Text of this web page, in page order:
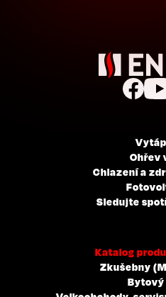
Ohřev
Chlazení a
Sledujte
Katalog
Zkušebny
Bytový